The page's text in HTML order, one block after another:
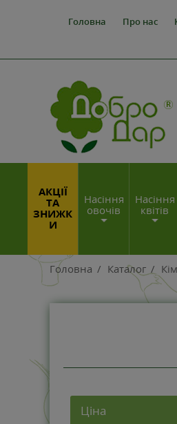
Головна Про нас
АКЦІЇ
ТА
ЗНИЖК
И
Насіння
овочів
Насіння
квітів
Головна / Каталог /
Ціна